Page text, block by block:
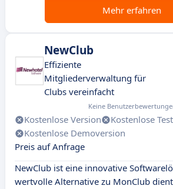
Mehr erfahren
NewClub
Effiziente
Mitgliederverwaltung für
Clubs vereinfacht
Keine
Kostenlose Version
Kostenlose
Kostenlose Demoversion
Preis auf Anfrage
NewClub ist eine innovative
wertvolle Alternative zu MonClub